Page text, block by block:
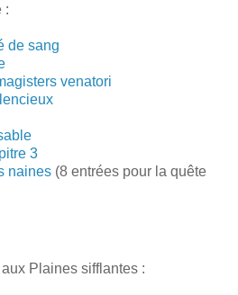
:
de sang
venatori
3
naines (8 entrées pour la quête
aux Plaines sifflantes :